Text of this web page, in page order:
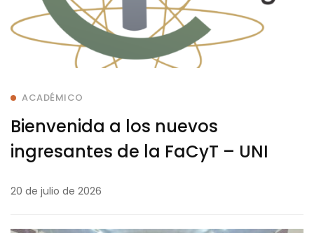
ACADÉMICO
Bienvenida a los nuevos
ingresantes de la FaCyT – UNI
20 de julio de 2026